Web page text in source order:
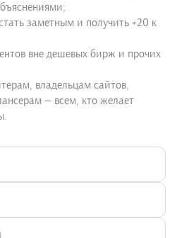
заметным и получить +20 к
вне дешевых бирж и прочих
владельцам сайтов,
— всем, кто желает